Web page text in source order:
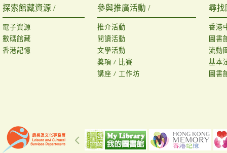
探索館藏資源 /
電子資源
數碼館藏
香港記憶
參與推廣活動 /
推介活動
閱讀活動
文學活動
獎項 / 比賽
講座 / 工作坊
尋找
香港
圖書
流動
基本
圖書